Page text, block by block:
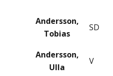
Andersson,
Tobias
SD
Andersson,
Ulla
V